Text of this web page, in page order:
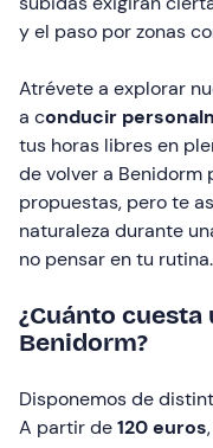
y el paso por zonas
Atrévete a explorar
a conducir
tus horas libres en
de volver a Benidorm
propuestas, pero te
naturaleza durante
no pensar en tu
¿Cuánto
Benidorm?
Disponemos de
A partir de120 euros